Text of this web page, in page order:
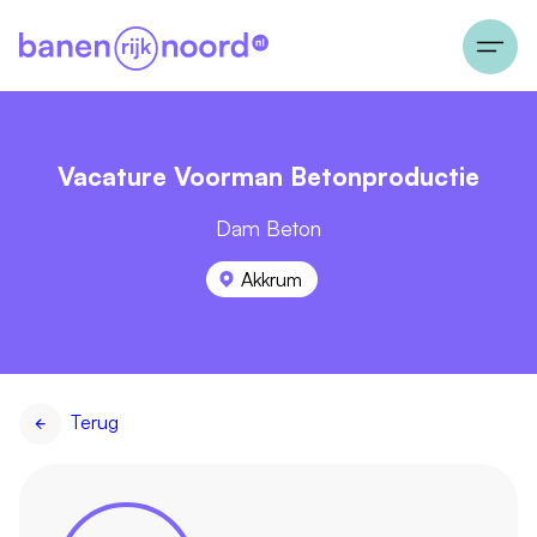
Vacature Voorman Betonproductie
Dam Beton
Akkrum
Terug